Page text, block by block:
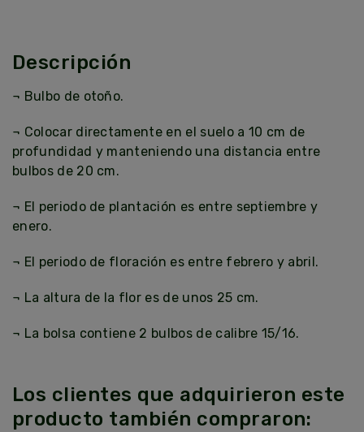
Descripción
¬ Bulbo de otoño.
¬ Colocar directamente en el suelo a 10 cm de
profundidad y manteniendo una distancia entre
bulbos de 20 cm.
¬ El periodo de plantación es entre septiembre y
enero.
¬ El periodo de floración es entre febrero y abril.
¬ La altura de la flor es de unos 25 cm.
¬ La bolsa contiene 2 bulbos de calibre 15/16.
Los clientes que adquirieron este
producto también compraron: